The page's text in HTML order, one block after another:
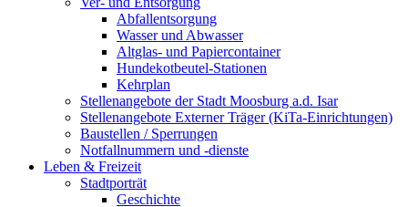
Abfallentsorgung
Wasser und Abwasser
Altglas- und Papiercontainer
Hundekotbeutel-Stationen
Kehrplan
Stellenangebote der Stadt Moosburg a.d. Isar
Stellenangebote Externer Träger (KiTa-Einrichtungen)
Baustellen / Sperrungen
Notfallnummern und -dienste
Leben & Freizeit
Stadtporträt
Geschichte